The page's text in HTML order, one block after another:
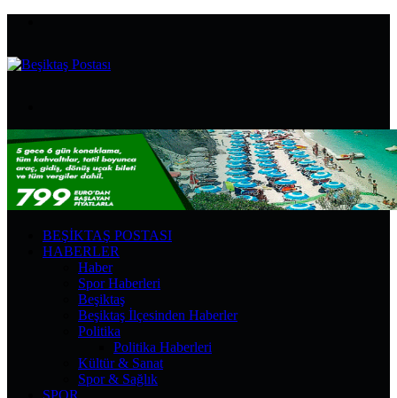
...
BEŞIKTAŞ POSTASI
HABERLER
Haber
Spor Haberleri
Beşiktaş
Beşiktaş İlçesinden Haberler
Politika
Politika Haberleri
Kültür & Sanat
Spor & Sağlık
SPOR